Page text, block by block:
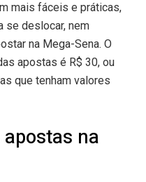
mais fáceis e práticas,
se deslocar, nem
na Mega-Sena. O
apostas é R$ 30, ou
que tenham valores
na